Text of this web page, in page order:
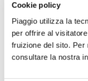
Cookie policy
Piaggio utilizza la
per offrire al
fruizione del sito. Per
consultare la nostra